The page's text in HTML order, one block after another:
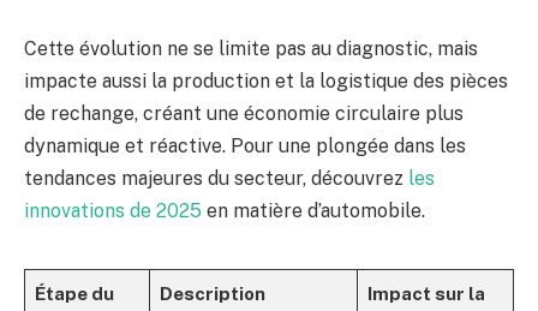
Cette évolution ne se limite pas au diagnostic, mais
impacte aussi la production et la logistique des pièces
de rechange, créant une économie circulaire plus
dynamique et réactive. Pour une plongée dans les
tendances majeures du secteur, découvrez les
innovations de 2025 en matière d’automobile.
Étape du
Description
Impact sur la